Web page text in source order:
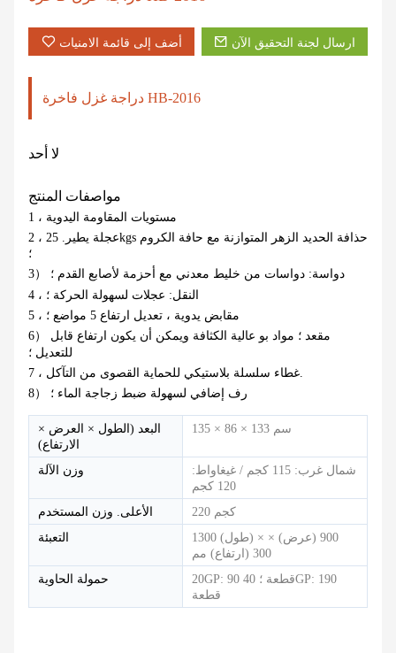
أضف إلى قائمة الامنيات ارسال لجنة التحقيق الآن
دراجة غزل فاخرة HB-2016
لا أحد
مواصفات المنتج
1 ، مستويات المقاومة اليدوية
2 ، عجلة يطير. 25kgs حذافة الحديد الزهر المتوازنة مع حافة الكروم
؛
3） دواسة: دواسات من خليط معدني مع أحزمة لأصابع القدم ؛
4 ، النقل: عجلات لسهولة الحركة ؛
5 ، مقابض يدوية ، تعديل ارتفاع 5 مواضع ؛
6） مقعد ؛ مواد بو عالية الكثافة ويمكن أن يكون ارتفاع قابل
للتعديل ؛
7 ، غطاء سلسلة بلاستيكي للحماية القصوى من التآكل.
8） رف إضافي لسهولة ضبط زجاجة الماء ؛
البعد (الطول × العرض ×
الارتفاع)
135 × 86 × 133 سم
وزن الآلة
شمال غرب: 115 كجم / غيغاواط:
120 كجم
الأعلى. وزن المستخدم
220 كجم
التعبئة
1300 (طول) × 900 (عرض) ×
300 (ارتفاع) مم
حمولة الحاوية
20GP: 90 قطعة ؛ 40GP: 190
قطعة